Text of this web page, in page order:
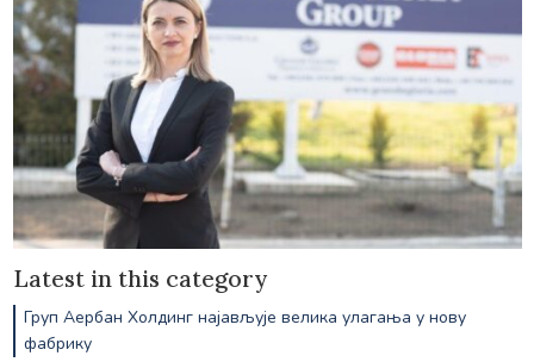
Latest in this category
Груп Аербан Холдинг најављује велика улагања у нову
фабрику